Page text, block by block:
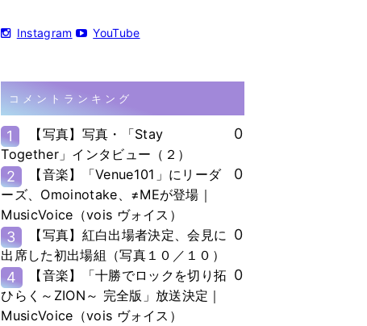
Instagram YouTube
コメントランキング
1
【写真】写真・「Stay
Together」インタビュー（２）
0
2
【音楽】「Venue101」にリーダ
ーズ、Omoinotake、≠MEが登場｜
MusicVoice（vois ヴォイス）
0
3
【写真】紅白出場者決定、会見に
出席した初出場組（写真１０／１０）
0
4
【音楽】「十勝でロックを切り拓
ひらく～ZION～ 完全版」放送決定｜
MusicVoice（vois ヴォイス）
0